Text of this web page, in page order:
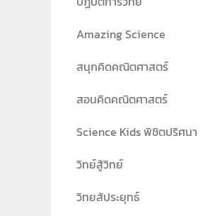
Amazing Science
สนุกคิดคณิตศาสตร์
สอนคิดคณิตศาสตร์
Science Kids พิชิตปริศนา
วิทย์สู้วิทย์
วิทยสัประยุทธ์